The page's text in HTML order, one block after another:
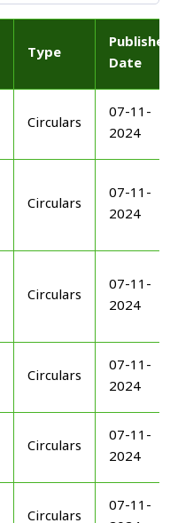
Type
Date
Circulars
07-11-
2024
Circulars
07-11-
2024
Circulars
07-11-
2024
Circulars
07-11-
2024
Circulars
07-11-
2024
Circulars
07-11-